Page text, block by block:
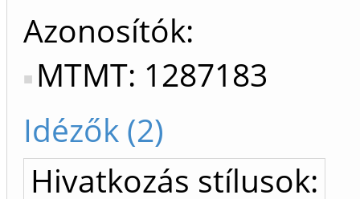
Azonosítók
MTMT: 1287183
Idézők (2)
Hivatkozás stílusok: